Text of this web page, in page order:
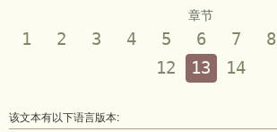
章节
1 2 3 4 5 6 7 8
12
13 14
该文本有以下语言版本: